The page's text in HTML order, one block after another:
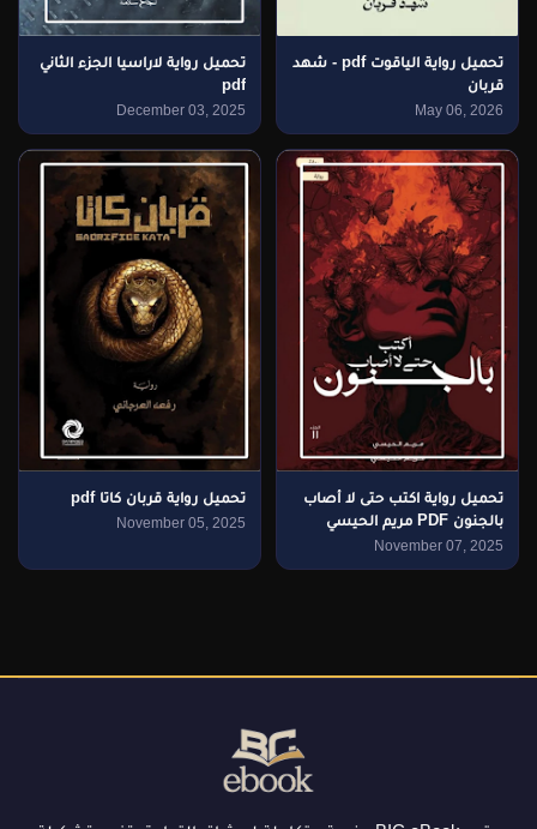
تحميل رواية الياقوت pdf - شهد
قربان
May 06, 2026
تحميل رواية لاراسيا الجزء الثاني
pdf
December 03, 2025
تحميل رواية اكتب حتى لا أصاب
بالجنون PDF مريم الحيسي
November 07, 2025
تحميل رواية قربان كاتا pdf
November 05, 2025